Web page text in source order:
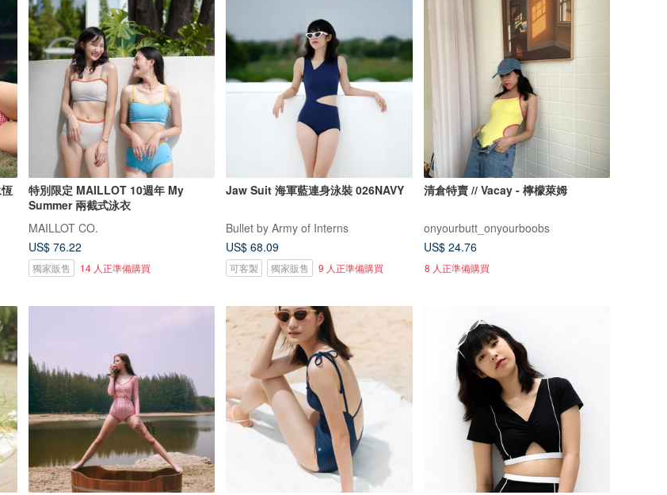
特別限定 MAILLOT 10週年 My
Summer 兩截式泳衣
MAILLOT CO.
US$ 76.22
獨家販售 14 人正準備購買
Jaw Suit 海軍藍連身泳裝 026NAVY
Bullet by Army of Interns
US$ 68.09
可客製 獨家販售 9 人正準備購買
清倉特賣 // Vacay - 檸檬萊姆
onyourbutt_onyourboobs
US$ 24.76
8 人正準備購買